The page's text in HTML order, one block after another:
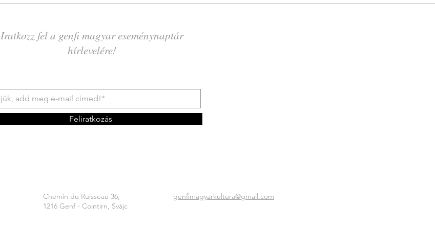
Iratkozz fel a genfi magyar eseménynaptár
hírlevelére!
Feliratkozás
Chemin du Ruisseau 36,
1216 Genf - Cointirn, Svájc
genfimagyarkultura@gmail.com